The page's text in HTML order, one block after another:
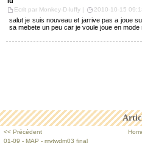
<< Précédent
01-09 - MAP - mvtwdm03 final
Ecrit par Monkey-D-luffy | 2010-10-15
salut je suis nouveau et jarrive pas a joue
sa mebete un peu car je voule joue en mode